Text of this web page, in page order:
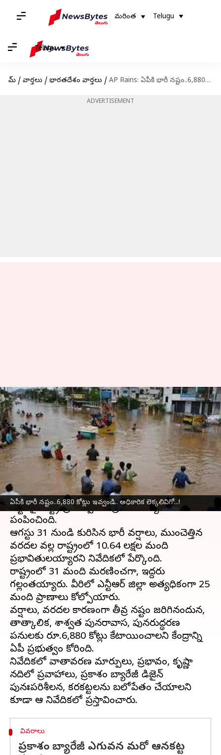
మరింత Telugu
Telugu
హోమ్ / వార్తలు / భారతదేశం వార్తలు / AP Rains: ఏపీకి భారీ నష్టం..6,880 కోట్లు ఇవ్వండి.. అధికారిక లెక్కలివిగో...!
ADVERTISEMENT
ఏపీకి భారీ నష్టం..6,880 కోట్లు ఇవ్వండి.. అధికారిక లెక్కలివిగో...!
AP Rains: ఏపీకి భారీ నష్టం..6,880
కోట్లు ఇవ్వండి.. అధికారిక
లెక్కలివిగో...!
వ్రాసిన వారు Sirish Praharaju Sep 09, 2024 10:49 am
ఈ వార్తాకథనం ఏంటి
ఆంధ్రప్రదేశ్‌లోభారీ వర్షాలు, వరదల వల్ల ఏర్పడిన
నష్టంపై రాష్ట్ర ప్రభుత్వం కేంద్రానికి మధ్యంతర నివేదిక
పంపించింది.
ఆగస్టు 31 నుండి కురిసిన భారీ వర్షాలు, ముంచెత్తిన
వరదల వల్ల రాష్ట్రంలో 10.64 లక్షల మంది
ప్రభావితులయ్యారని నివేదికలో పేర్కొంది.
రాష్ట్రంలో 31 మంది మరణించగా, ఇద్దరు
గల్లంతయ్యారు. వీరిలో ఎన్టీఆర్ జిల్లా అత్యధికంగా 25
మంది ప్రాణాలు కోల్పోయారు.
వర్షాలు, వరదల కారణంగా తీవ్ర నష్టం జరిగినందున,
తాత్కాలిక, శాశ్వత పునరావాస, పునరుద్ధరణ
పనులకు రూ.6,880 కోట్లు కేటాయించాలని కేంద్రాన్ని
ఏపీ ప్రభుత్వం కోరింది.
నివేదికలో వాతావరణ మార్పులు, ప్రభావం, కృష్ణా
నదిలో ప్రవాహాలు, ప్రకాశం బ్యారేజీ డిజైన్
పునఃపరిశీలన, కరకట్టలను బలోపేతం చేయాలని
వివరాలు
ప్రకాశం బ్యారేజీ ఎగువన మరో ఆనకట్ట